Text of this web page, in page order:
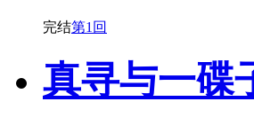
完结第1回
真寻与一碟